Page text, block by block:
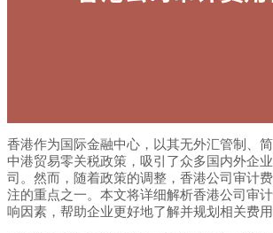
香港作为国际金融中心，以其无外汇管制、
中港贸易零关税政策，吸引了众多国内外企
司。然而，随着政策的调整，香港公司审计
注的重点之一。本文将详细解析香港公司审
响因素，帮助企业更好地了解并规划相关费用